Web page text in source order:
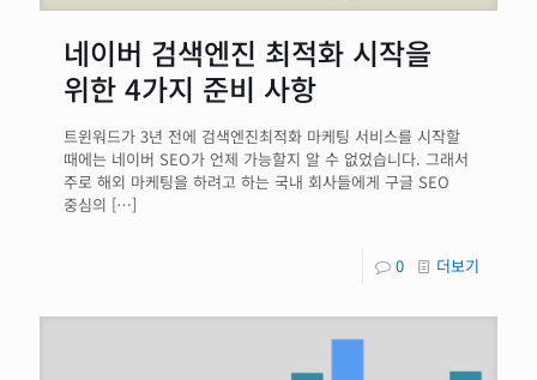
네이버 검색엔진 최적화 시작을
위한 4가지 준비 사항
트윈워드가 3년 전에 검색엔진최적화 마케팅 서비스를 시작할
때에는 네이버 SEO가 언제 가능할지 알 수 없었습니다. 그래서
주로 해외 마케팅을 하려고 하는 국내 회사들에게 구글 SEO
중심의 […]
0 더보기